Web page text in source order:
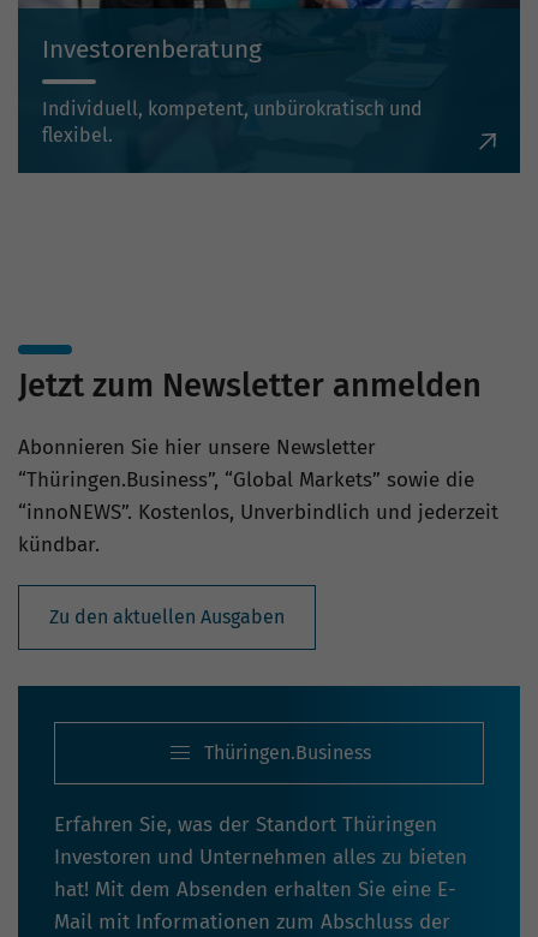
Investorenberatung
Individuell, kompetent, unbürokratisch und
flexibel.
Jetzt zum Newsletter anmelden
Abonnieren Sie hier unsere Newsletter
“Thüringen.Business”, “Global Markets” sowie die
“innoNEWS”. Kostenlos, Unverbindlich und jederzeit
kündbar.
Zu den aktuellen Ausgaben
Thüringen.Business
Erfahren Sie, was der Standort Thüringen
Investoren und Unternehmen alles zu bieten
hat! Mit dem Absenden erhalten Sie eine E-
Mail mit Informationen zum Abschluss der